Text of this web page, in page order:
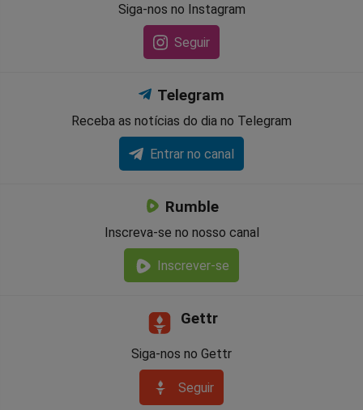
Siga-nos no Instagram
Seguir
Telegram
Receba as notícias do dia no Telegram
Entrar no canal
Rumble
Inscreva-se no nosso canal
Inscrever-se
Gettr
Siga-nos no Gettr
Seguir